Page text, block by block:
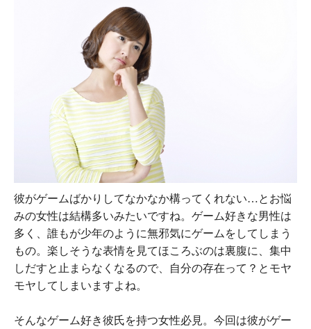
彼がゲームばかりしてなかなか構ってくれない…とお悩
みの女性は結構多いみたいですね。ゲーム好きな男性は
多く、誰もが少年のように無邪気にゲームをしてしまう
もの。楽しそうな表情を見てほころぶのは裏腹に、集中
しだすと止まらなくなるので、自分の存在って？とモヤ
モヤしてしまいますよね。
そんなゲーム好き彼氏を持つ女性必見。今回は彼がゲー